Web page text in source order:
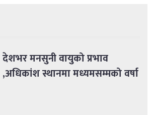
देशभर मनसुनी वायुको प्रभाव
,अधिकांश स्थानमा मध्यमसम्मको वर्षा